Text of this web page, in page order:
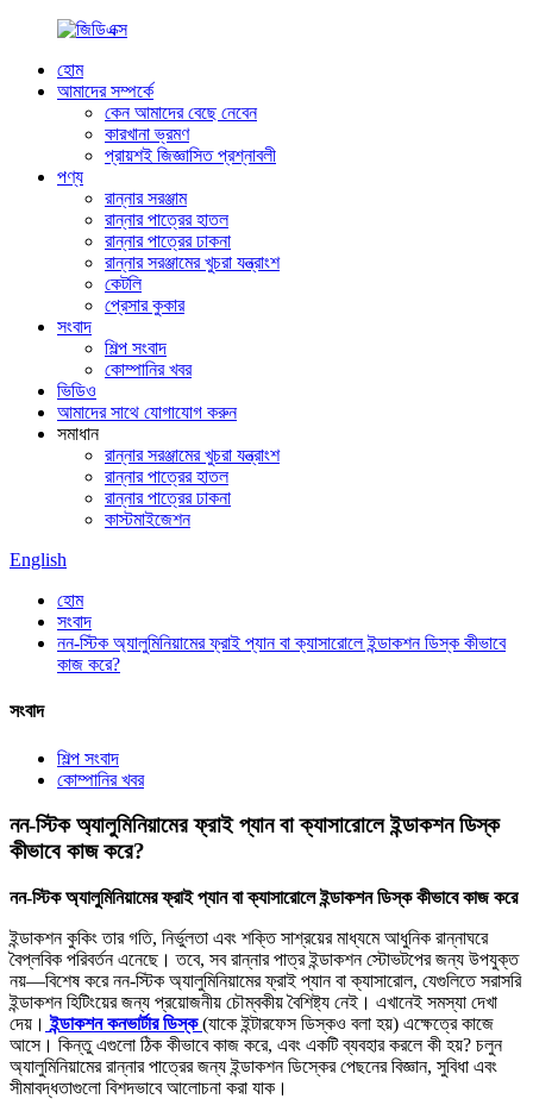
হোম
আমাদের সম্পর্কে
কেন আমাদের বেছে নেবেন
কারখানা ভ্রমণ
প্রায়শই জিজ্ঞাসিত প্রশ্নাবলী
পণ্য
রান্নার সরঞ্জাম
রান্নার পাত্রের হাতল
রান্নার পাত্রের ঢাকনা
রান্নার সরঞ্জামের খুচরা যন্ত্রাংশ
কেটলি
প্রেসার কুকার
সংবাদ
শিল্প সংবাদ
কোম্পানির খবর
ভিডিও
আমাদের সাথে যোগাযোগ করুন
সমাধান
রান্নার সরঞ্জামের খুচরা যন্ত্রাংশ
রান্নার পাত্রের হাতল
রান্নার পাত্রের ঢাকনা
কাস্টমাইজেশন
English
হোম
সংবাদ
নন-স্টিক অ্যালুমিনিয়ামের ফ্রাই প্যান বা ক্যাসারোলে ইন্ডাকশন ডিস্ক কীভাবে
কাজ করে?
সংবাদ
শিল্প সংবাদ
কোম্পানির খবর
নন-স্টিক অ্যালুমিনিয়ামের ফ্রাই প্যান বা ক্যাসারোলে ইন্ডাকশন ডিস্ক
কীভাবে কাজ করে?
নন-স্টিক অ্যালুমিনিয়ামের ফ্রাই প্যান বা ক্যাসারোলে ইন্ডাকশন ডিস্ক কীভাবে কাজ করে
ইন্ডাকশন কুকিং তার গতি, নির্ভুলতা এবং শক্তি সাশ্রয়ের মাধ্যমে আধুনিক রান্নাঘরে
বৈপ্লবিক পরিবর্তন এনেছে। তবে, সব রান্নার পাত্র ইন্ডাকশন স্টোভটপের জন্য উপযুক্ত
নয়—বিশেষ করে নন-স্টিক অ্যালুমিনিয়ামের ফ্রাই প্যান বা ক্যাসারোল, যেগুলিতে সরাসরি
ইন্ডাকশন হিটিংয়ের জন্য প্রয়োজনীয় চৌম্বকীয় বৈশিষ্ট্য নেই। এখানেই সমস্যা দেখা
দেয়। ইন্ডাকশন কনভার্টার ডিস্ক (যাকে ইন্টারফেস ডিস্কও বলা হয়) এক্ষেত্রে কাজে
আসে। কিন্তু এগুলো ঠিক কীভাবে কাজ করে, এবং একটি ব্যবহার করলে কী হয়? চলুন
অ্যালুমিনিয়ামের রান্নার পাত্রের জন্য ইন্ডাকশন ডিস্কের পেছনের বিজ্ঞান, সুবিধা এবং
সীমাবদ্ধতাগুলো বিশদভাবে আলোচনা করা যাক।